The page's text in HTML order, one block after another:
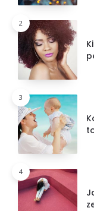
2
3
4